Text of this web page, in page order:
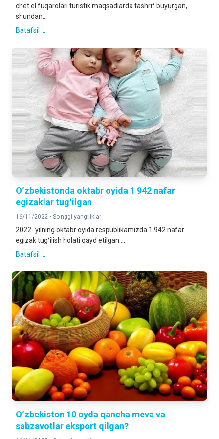
chet el fuqarolari turistik maqsadlarda tashrif buyurgan,
shundan...
Batafsil ...
Oʻzbekistonda oktabr oyida 1 942 nafar
egizaklar tugʻilgan
16/11/2022 • So'nggi yangiliklar
2022- yilning oktabr oyida respublikamizda 1 942 nafar
egizak tugʻilish holati qayd etilgan....
Batafsil ...
Oʻzbekiston 10 oyda qancha meva va
sabzavotlar eksport qilgan?